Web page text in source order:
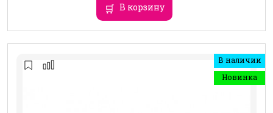
В корзину
В наличии
Новинка